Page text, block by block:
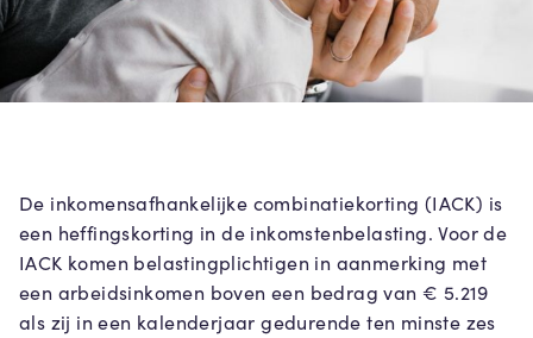
De inkomensafhankelijke combinatiekorting (IACK) is
een heffingskorting in de inkomstenbelasting. Voor de
IACK komen belastingplichtigen in aanmerking met
een arbeidsinkomen boven een bedrag van € 5.219
als zij in een kalenderjaar gedurende ten minste zes